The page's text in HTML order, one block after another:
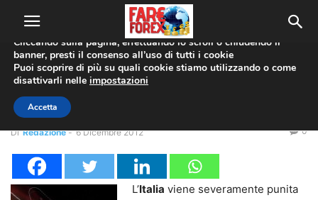
Home Indicatori Economici
Indicatori Economici
Corruzione Italia 2012
Di Redazione - 6 Dicembre 2012 0
L’Italia viene severamente punita
Utilizziamo i cookie per offrirti la migliore esperienza sul nostro
sito web.
Cliccando sulla pagina, effettuando lo scroll o chiudendo il
banner, presti il consenso all’uso di tutti i cookie
Puoi scoprire di più su quali cookie stiamo utilizzando o come
disattivarli nelle impostazioni
Accetta